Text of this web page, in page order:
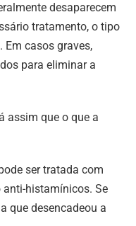
desaparecem
tratamento, o tipo
Em casos graves,
​​para eliminar a
assim que o que a
ser tratada com
histamínicos. Se
que desencadeou a